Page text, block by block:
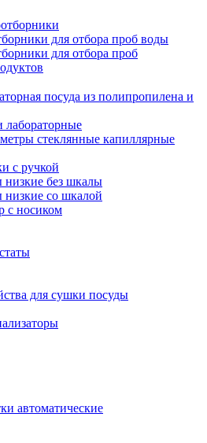
для отбора проб воды
для отбора проб
посуда из полипропилена и
лабораторные
стеклянные капиллярные
с ручкой
низкие без шкалы
низкие со шкалой
с носиком
для сушки посуды
автоматические